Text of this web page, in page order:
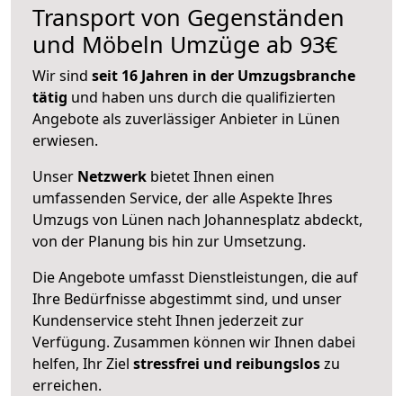
Transport von Gegenständen
und Möbeln Umzüge ab 93€
Wir sind seit 16 Jahren in der Umzugsbranche
tätig und haben uns durch die qualifizierten
Angebote als zuverlässiger Anbieter in Lünen
erwiesen.
Unser Netzwerk bietet Ihnen einen
umfassenden Service, der alle Aspekte Ihres
Umzugs von Lünen nach Johannesplatz abdeckt,
von der Planung bis hin zur Umsetzung.
Die Angebote umfasst Dienstleistungen, die auf
Ihre Bedürfnisse abgestimmt sind, und unser
Kundenservice steht Ihnen jederzeit zur
Verfügung. Zusammen können wir Ihnen dabei
helfen, Ihr Ziel stressfrei und reibungsloszu
erreichen.